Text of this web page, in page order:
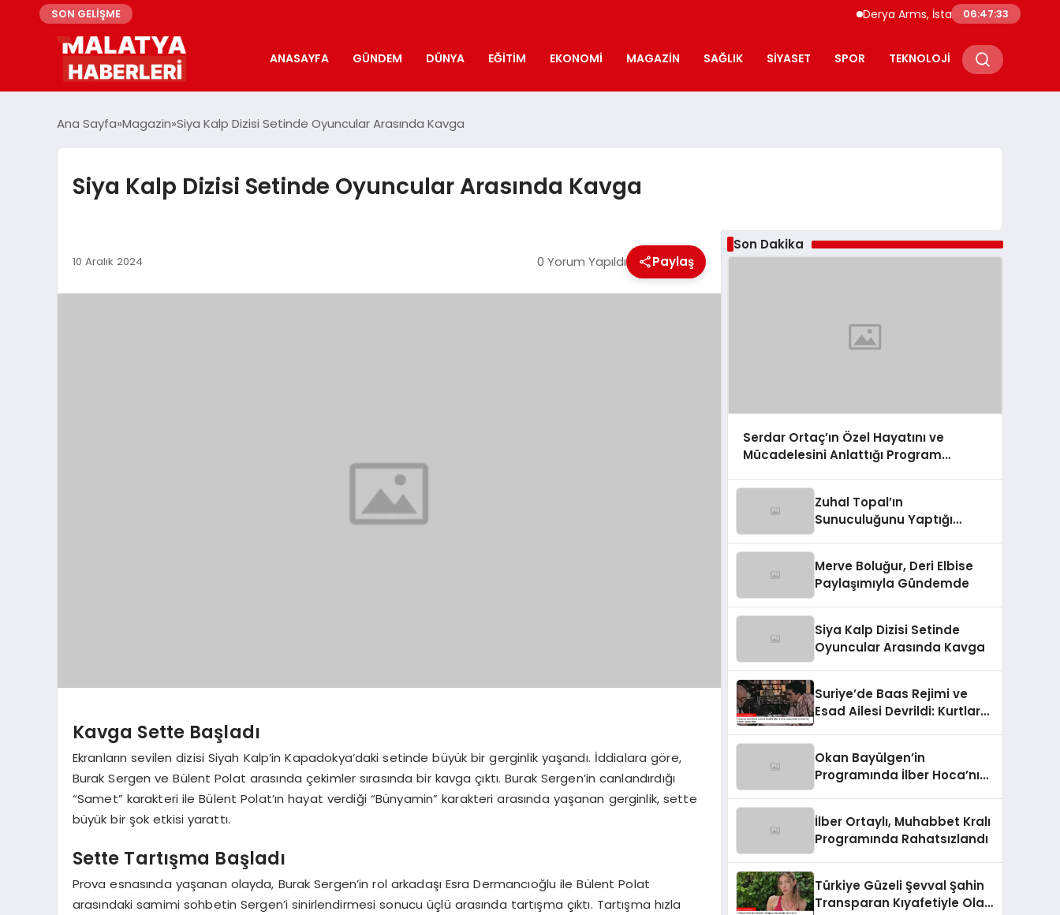
SON GELİŞME Derya Arms, İstanbul Prohunt
06:47:33
ANASAYFA GÜNDEM DÜNYA EĞITIM EKONOMI MAGAZIN SAĞLIK SIYASET SPOR TEKNOLOJI
Ana Sayfa Magazin Siya Kalp Dizisi Setinde Oyuncular Arasında Kavga
Siya Kalp Dizisi Setinde Oyuncular Arasında Kavga
10 Aralık 2024 0 Yorum Yapıldı Paylaş
Kavga Sette Başladı
Ekranların sevilen dizisi Siyah Kalp’in Kapadokya’daki setinde büyük bir gerginlik yaşandı. İddialara göre,
Burak Sergen ve Bülent Polat arasında çekimler sırasında bir kavga çıktı. Burak Sergen’in canlandırdığı
“Samet” karakteri ile Bülent Polat’ın hayat verdiği “Bünyamin” karakteri arasında yaşanan gerginlik, sette
büyük bir şok etkisi yarattı.
Sette Tartışma Başladı
Prova esnasında yaşanan olayda, Burak Sergen’in rol arkadaşı Esra Dermancıoğlu ile Bülent Polat
arasındaki samimi sohbetin Sergen’i sinirlendirmesi sonucu üçlü arasında tartışma çıktı. Tartışma hızla
Son Dakika
Serdar Ortaç’ın Özel Hayatını ve
Mücadelesini Anlattığı Program
Zuhal Topal’ın
Sunuculuğunu Yaptığı
Merve Boluğur, Deri Elbise
Paylaşımıyla Gündemde
Siya Kalp Dizisi Setinde
Oyuncular Arasında Kavga
Suriye’de Baas Rejimi ve
Esad Ailesi Devrildi: Kurtlar
Okan Bayülgen’in
Programında İlber Hoca’nın
İlber Ortaylı, Muhabbet Kralı
Programında Rahatsızlandı
Türkiye Güzeli Şevval Şahin
Transparan Kıyafetiyle Olay